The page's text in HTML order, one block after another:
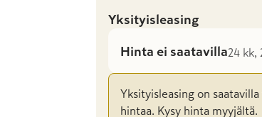
Yksityisleasing
Hinta ei saatavilla24 kk,
Yksityisleasing on
hintaa. Kysy hinta myyjältä.